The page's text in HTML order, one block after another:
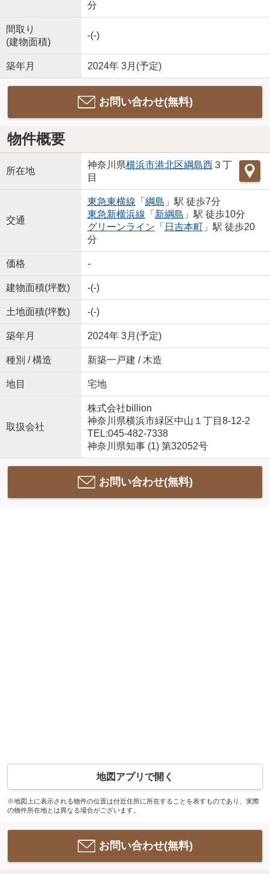
分
間取り
(建物面積)
-(-)
築年月 2024年 3月(予定)
お問い合わせ(無料)
物件概要
所在地
神奈川県横浜市港北区綱島西３丁
目
交通
東急東横線 「 綱島 」駅 徒歩7分
東急新横浜線 「 新綱島 」駅 徒歩10分
グリーンライン 「 日吉本町」駅 徒歩20
分
価格 -
建物面積(坪数) -(-)
土地面積(坪数) -(-)
築年月 2024年 3月(予定)
種別 / 構造 新築一戸建 / 木造
地目 宅地
取扱会社
株式会社billion
神奈川県横浜市緑区中山１丁目8-12-2
TEL:045-482-7338
神奈川県知事 (1) 第32052号
お問い合わせ(無料)
地図アプリで開く
※地図上に表示される物件の位置は付近住所に所在することを表すものであり、実際
の物件所在地とは異なる場合がございます。
お問い合わせ(無料)